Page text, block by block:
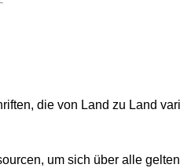
die von Land zu Land
um sich über alle